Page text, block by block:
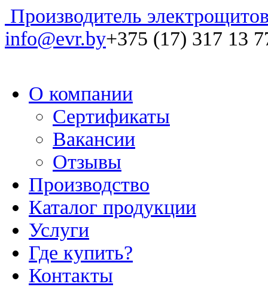
Производитель
info@evr.by+375 (17) 317 13
О компании
Сертификаты
Вакансии
Отзывы
Производство
Каталог продукции
Услуги
Где купить?
Контакты